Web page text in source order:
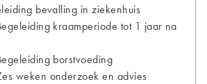
bevalling in ziekenhuis
kraamperiode tot 1 jaar na
borstvoeding
weken onderzoek en advies